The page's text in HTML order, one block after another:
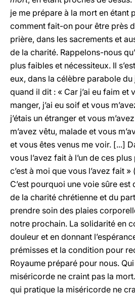
je me prépare à la mort en étant
comment fait-on pour être près
prière, dans les sacrements et
de la charité. Rappelons-nous
plus faibles et nécessiteux. Il
eux, dans la célèbre parabole du
quand il dit : « Car j’ai eu faim et
manger, j’ai eu soif et vous
j’étais un étranger et vous
m’avez vêtu, malade et vous
et vous êtes venus me voir. [...]
vous l’avez fait à l’un de ces
c’est à moi que vous l’avez fait » (
C’est pourquoi une voie sûre
de la charité chrétienne et du
prendre soin des plaies
notre prochain. La solidarité en
douleur et en donnant
prémisses et la condition pour
Royaume préparé pour nous.
miséricorde ne craint pas la
qui pratique la miséricorde ne